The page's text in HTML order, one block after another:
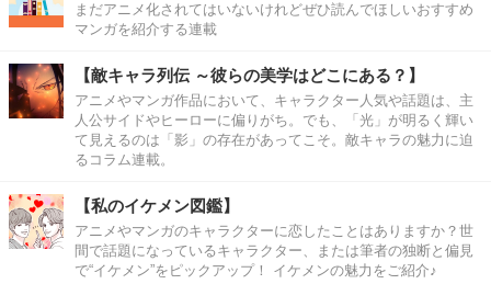
まだアニメ化されてはいないけれどぜひ読んでほしいおすすめ
マンガを紹介する連載
【敵キャラ列伝 ～彼らの美学はどこにある？】
アニメやマンガ作品において、キャラクター人気や話題は、主
人公サイドやヒーローに偏りがち。でも、「光」が明るく輝い
て見えるのは「影」の存在があってこそ。敵キャラの魅力に迫
るコラム連載。
【私のイケメン図鑑】
アニメやマンガのキャラクターに恋したことはありますか？世
間で話題になっているキャラクター、または筆者の独断と偏見
で“イケメン”をピックアップ！ イケメンの魅力をご紹介♪